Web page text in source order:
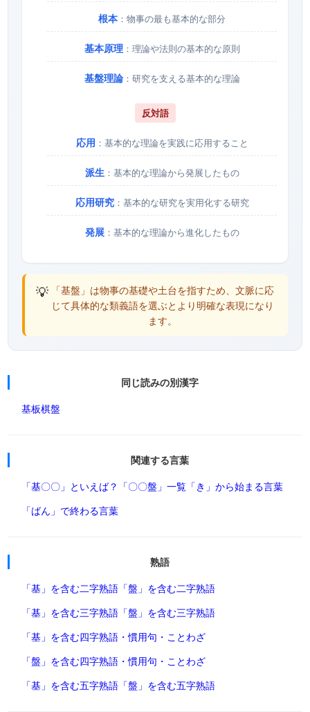
根本 ：物事の最も基本的な部分
基本原理：理論や法則の基本的な原則
基盤理論：研究を支える基本的な理論
反対語
応用 ：基本的な理論を実践に応用すること
派生：基本的な理論から発展したもの
応用研究：基本的な研究を実用化する研究
発展：基本的な理論から進化したもの
💡 「基盤」は物事の基礎や土台を指すため、文脈に応
じて具体的な類義語を選ぶとより明確な表現になり
ます。
同じ読みの別漢字
基板棋盤
関連する言葉
「基〇〇」といえば？ 「〇〇盤」一覧 「き」から始まる言葉
「ばん」で終わる言葉
熟語
「基」を含む二字熟語 「盤」を含む二字熟語
「基」を含む三字熟語 「盤」を含む三字熟語
「基」を含む四字熟語・慣用句・ことわざ
「盤」を含む四字熟語・慣用句・ことわざ
「基」を含む五字熟語 「盤」を含む五字熟語